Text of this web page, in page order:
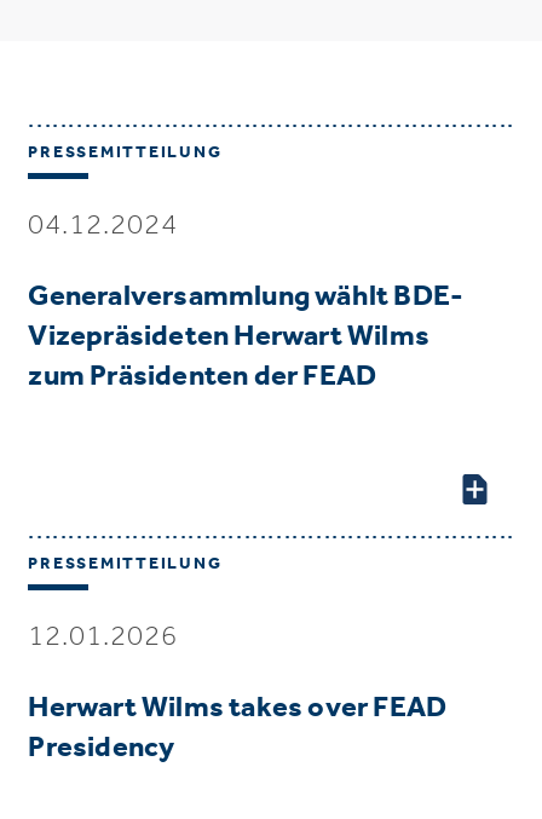
PRESSEMITTEILUNG
04.12.2024
Generalversammlung wählt BDE-
Vizepräsideten Herwart Wilms
zum Präsidenten der FEAD
PRESSEMITTEILUNG
12.01.2026
Herwart Wilms takes over FEAD
Presidency